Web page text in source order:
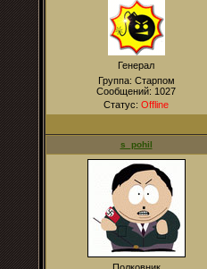
Генерал
Группа: Старпом
Сообщений: 1027
Статус: Offline
s_pohil